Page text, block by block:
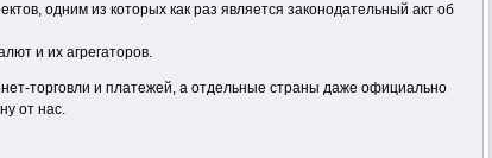
одним из которых как раз является законодательный акт об
и их агрегаторов.
торговли и платежей, а отдельные страны даже официально
от нас.